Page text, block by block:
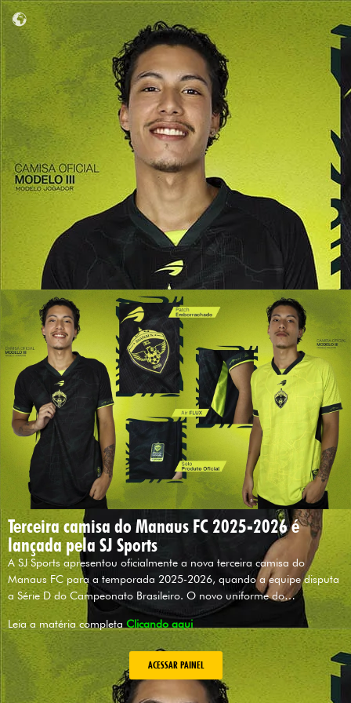
Terceira camisa do Manaus FC 2025-2026 é
lançada pela SJ Sports
A SJ Sports apresentou oficialmente a nova terceira camisa do
Manaus FC para a temporada 2025-2026, quando a equipe disputa
a Série D do Campeonato Brasileiro. O novo uniforme do…
Leia a matéria completa Clicando aqui
ACESSAR PAINEL